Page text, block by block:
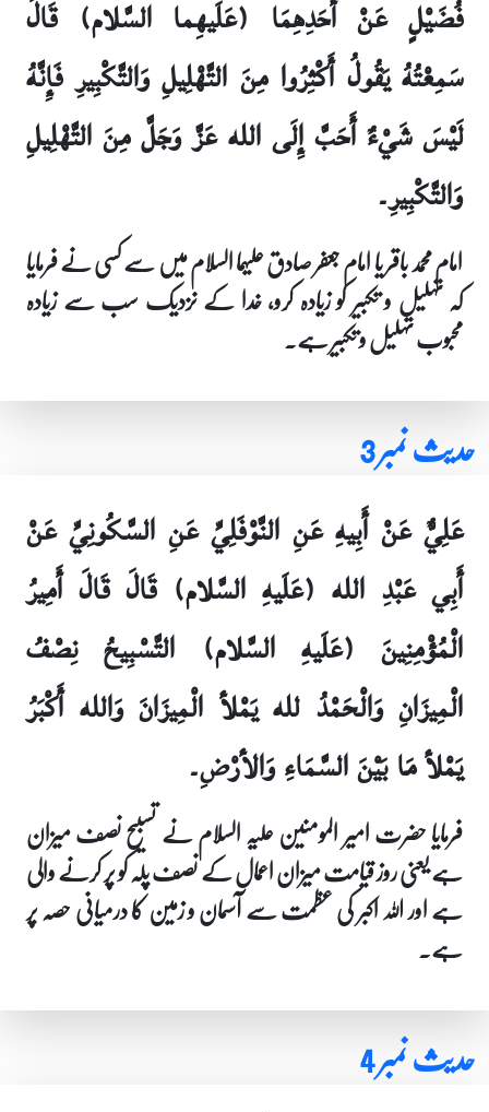
فُضَيْلٍ عَنْ أَحَدِهِمَا (عَلَيهِما السَّلام) قَالَ
سَمِعْتُهُ يَقُولُ أَكْثِرُوا مِنَ التَّهْلِيلِ وَالتَّكْبِيرِ فَإِنَّهُ
لَيْسَ شَيْ‏ءٌ أَحَبَّ إِلَى الله عَزَّ وَجَلَّ مِنَ التَّهْلِيلِ
وَالتَّكْبِيرِ۔
امام محمد باقر یا امام جعفر صادق علیہما السلام میں سے کسی نے فرمایا
کہ تہلیل و تکبیر کو زیادہ کرو، خدا کے نزدیک سب سے زیادہ
محبوب تہلیل و تکبیر ہے۔
حدیث نمبر 3
عَلِيٌّ عَنْ أَبِيهِ عَنِ النَّوْفَلِيِّ عَنِ السَّكُونِيِّ عَنْ
أَبِي عَبْدِ الله (عَلَيهِ السَّلام) قَالَ قَالَ أَمِيرُ
الْمُؤْمِنِينَ (عَلَيهِ السَّلام) التَّسْبِيحُ نِصْفُ
الْمِيزَانِ وَالْحَمْدُ لله يَمْلأ الْمِيزَانَ وَالله أَكْبَرُ
يَمْلأ مَا بَيْنَ السَّمَاءِ وَالأرْضِ۔
فرمایا حضرت امیر المومنین علیہ السلام نے تسبیح نصف میزان
ہے یعنی روز قیامت میزان اعمال کے نصف پلہ کو پر کرنے والی
ہے اور اللہ اکبر کی عظمت سے آسمان و زمین کا درمیانی حصہ پر
ہے۔
حدیث نمبر 4